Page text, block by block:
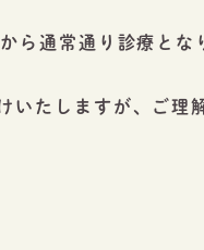
から通常通り診療とな
いたしますが、ご理